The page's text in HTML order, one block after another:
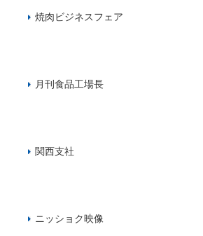
焼肉ビジネスフェア
月刊食品工場長
関西支社
ニッショク映像